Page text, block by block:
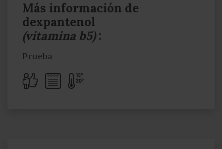
Más información de
dexpantenol
(vitamina b5):
Prueba